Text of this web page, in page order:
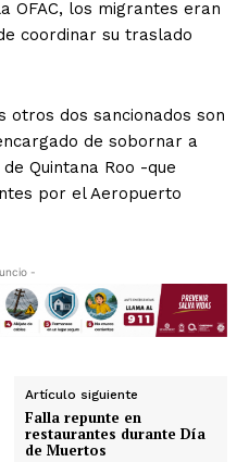
OFAC, los migrantes eran
coordinar su traslado
otros dos sancionados son
de sobornar a
Quintana Roo -que
por el Aeropuerto
-
Artículo siguiente
Falla repunte en
restaurantes durante Día
de Muertos